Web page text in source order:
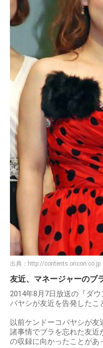
出典： http://contents.oricon.co.jp
友近、マネージャーのブ
2014年8月7日放送の『ダ
バヤシが友近を告発したこ
以前ケンドーコバヤシが友
諸事情でブラを忘れた友近
の収録に向かったことがあ